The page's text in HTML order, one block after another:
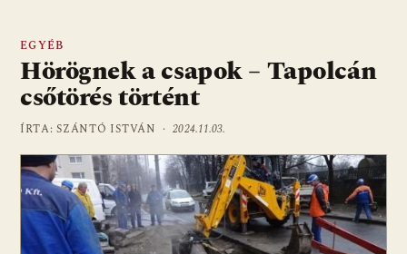
EGYÉB
Hörögnek a csapok – Tapolcán
csőtörés történt
ÍRTA: SZÁNTÓ ISTVÁN ·2024.11.03.